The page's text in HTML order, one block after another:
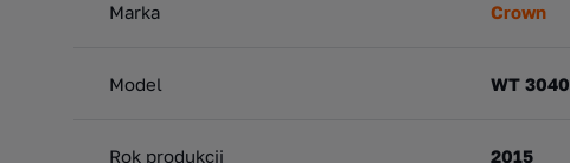
Marka Crown
Model WT 3040
Rok produkcji 2015